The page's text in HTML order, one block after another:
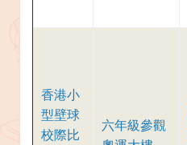
香港小
型壁球
校際比
六年級參觀